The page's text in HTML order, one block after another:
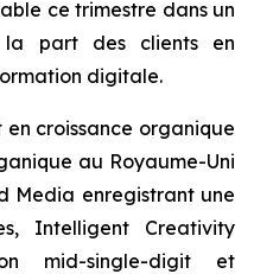
ce trimestre dans un
la part des clients en
digitale.
en croissance organique
au Royaume-Uni
Media enregistrant une
Intelligent Creativity
mid-single-digitet